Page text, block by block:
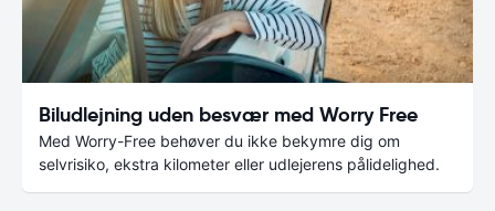
Biludlejning uden besvær med Worry Free
Med Worry-Free behøver du ikke bekymre dig om
selvrisiko, ekstra kilometer eller udlejerens pålidelighed.